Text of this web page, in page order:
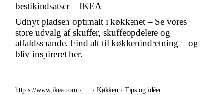
bestikindsatser – IKEA
Udnyt pladsen optimalt i køkkenet – Se vores
store udvalg af skuffer, skuffeopdelere og
affaldsspande. Find alt til køkkenindretning – og
bliv inspireret her.
http s://www.ikea.com › … › Køkken › Tips og idéer